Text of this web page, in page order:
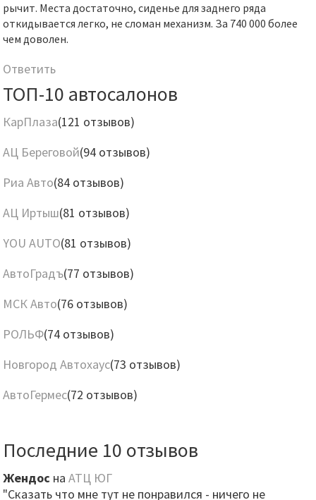
рычит. Места достаточно, сиденье для заднего ряда
откидывается легко, не сломан механизм. За 740 000 более
чем доволен.
Ответить
ТОП-10 автосалонов
КарПлаза(121 отзывов)
АЦ Береговой(94 отзывов)
Риа Авто(84 отзывов)
АЦ Иртыш(81 отзывов)
YOU AUTO(81 отзывов)
АвтоГрадъ(77 отзывов)
МСК Авто(76 отзывов)
РОЛЬФ(74 отзывов)
Новгород Автохаус(73 отзывов)
АвтоГермес(72 отзывов)
Последние 10 отзывов
Жендос наАТЦ ЮГ
"Сказать что мне тут не понравился - ничего не